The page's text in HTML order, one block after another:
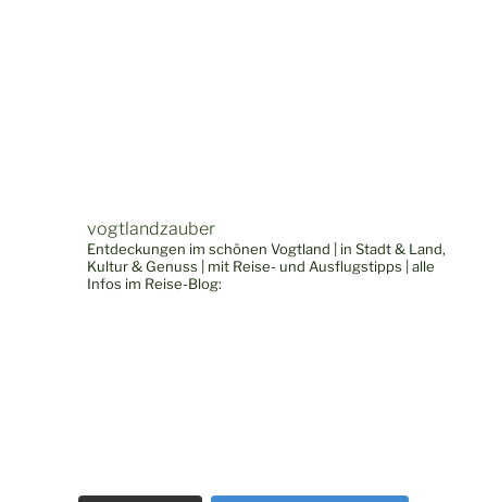
vogtlandzauber
Entdeckungen im schönen Vogtland | in Stadt & Land,
Kultur & Genuss | mit Reise- und Ausflugstipps | alle
Infos im Reise-Blog: